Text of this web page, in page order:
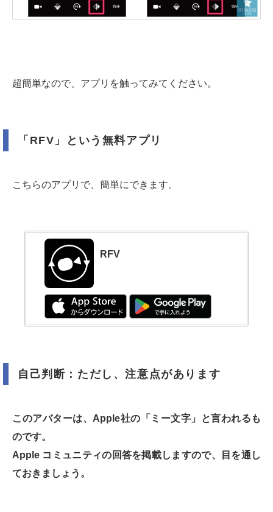
超簡単なので、アプリを触ってみてください。
「RFV」という無料アプリ
こちらのアプリで、簡単にできます。
RFV
自己判断：ただし、注意点があります
このアバターは、Apple社の「ミー文字」と言われるも
のです。
Apple コミュニティの回答を掲載しますので、目を通し
ておきましょう。